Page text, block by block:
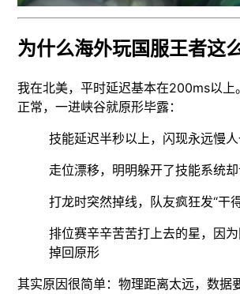
为什么海外玩国服王者这
我在北美，平时延迟基本在200ms以上
正常，一进峡谷就原形毕露：
技能延迟半秒以上，闪现永远慢
走位漂移，明明躲开了技能系统
打龙时突然掉线，队友疯狂发“干
排位赛辛辛苦苦打上去的星，因
掉回原形
其实原因很简单：物理距离太远，数据